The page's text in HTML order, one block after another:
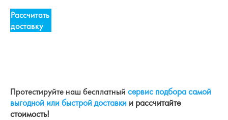
Рассчитать
доставку
Протестируйте наш бесплатный сервис подбора самой
выгодной или быстрой доставки и рассчитайте
стоимость!